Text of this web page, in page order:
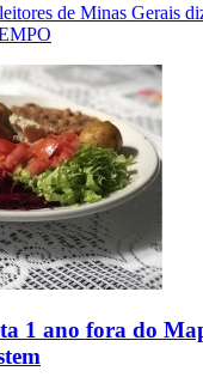
de Minas Gerais
1 ano fora do